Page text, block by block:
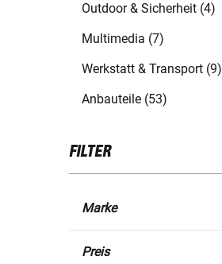
Outdoor & Sicherheit (4)
Multimedia (7)
Werkstatt & Transport (9)
Anbauteile (53)
FILTER
Marke
Preis